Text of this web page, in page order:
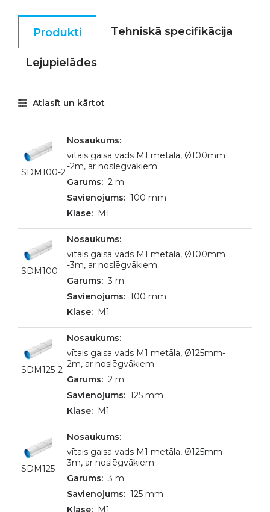
Produkti Tehniskā specifikācija
Lejupielādes
Atlasīt un kārtot
SDM100-2
vītais gaisa vads M1 metāla, Ø100mm
-2m, ar noslēgvākiem
2 m
100 mm
M1
SDM100
vītais gaisa vads M1 metāla, Ø100mm
-3m, ar noslēgvākiem
3 m
100 mm
M1
SDM125-2
vītais gaisa vads M1 metāla, Ø125mm-
2m, ar noslēgvākiem
2 m
125 mm
M1
SDM125
vītais gaisa vads M1 metāla, Ø125mm-
3m, ar noslēgvākiem
3 m
125 mm
M1